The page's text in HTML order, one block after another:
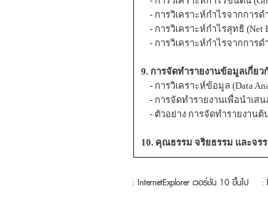
- การวิเคราะห์กำไรจากการด
- การวิเคราะห์กำไรสุทธิ (Net
- การวิเคราะห์กำไรจากการ
9. การจัดทำรายงานข้อมูลเกี่ย
- การวิเคราะห์ข้อมูล (Data
- การจัดทำรายงานเพื่อนำเส
- ตัวอย่าง การจัดทำรายงาน
10. คุณธรรม จริยธรรม และจ
: InternetExplorer เวอร์ชั่น 10 ขึ้นไป :